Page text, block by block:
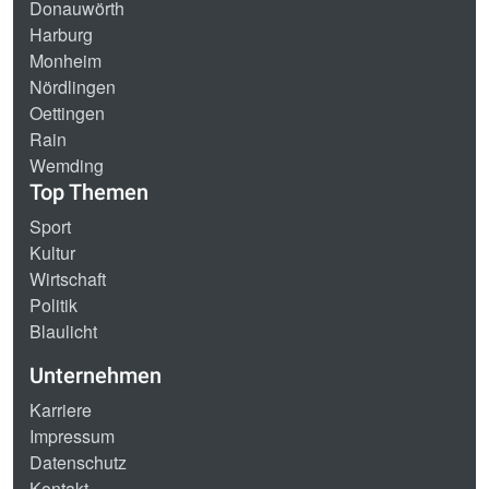
Donauwörth
Harburg
Monheim
Nördlingen
Oettingen
Rain
Wemding
Top Themen
Sport
Kultur
Wirtschaft
Politik
Blaulicht
Unternehmen
Karriere
Impressum
Datenschutz